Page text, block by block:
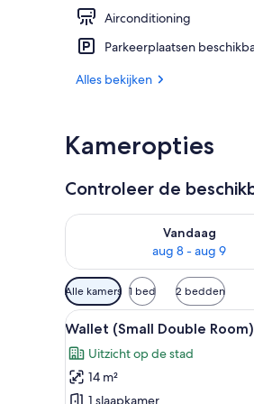
Airconditioning
Parkeerplaatsen
Alles bekijken
Kameropties
Controleer de
Vandaag
aug 8 - aug 9
De beschikbaarheid
Beschikbare
filters
voor
kamers
Alle kamers 1 bed 2 bedden
Alle
foto's
voor
Wallet
5
Wallet (Small Double Room)
Uitzicht op de stad
14 m²
1 slaapkamer